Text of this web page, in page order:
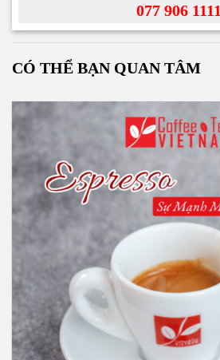
077 906 1111
CÓ THỂ BẠN QUAN TÂM